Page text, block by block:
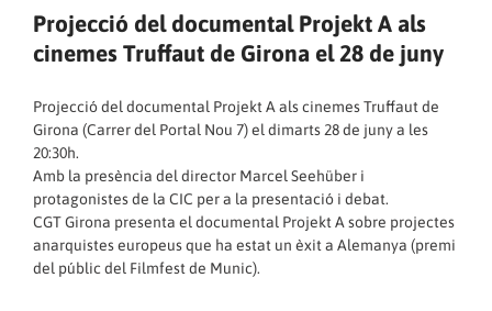
Projecció del documental Projekt A als
cinemes Truffaut de Girona el 28 de juny
Projecció del documental Projekt A als cinemes Truffaut de
Girona (Carrer del Portal Nou 7) el dimarts 28 de juny a les
20:30h.
Amb la presència del director Marcel Seehüber i
protagonistes de la CIC per a la presentació i debat.
CGT Girona presenta el documental Projekt A sobre projectes
anarquistes europeus que ha estat un èxit a Alemanya (premi
del públic del Filmfest de Munic).